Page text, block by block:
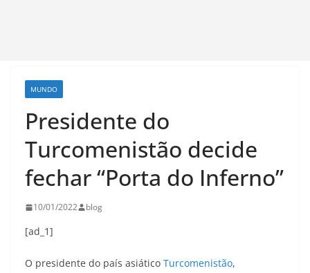
MUNDO
Presidente do
Turcomenistão decide
fechar “Porta do Inferno”
10/01/2022 blog
[ad_1]
O presidente do país asiático Turcomenistão,